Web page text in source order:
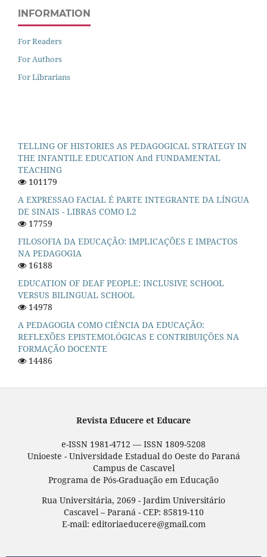
INFORMATION
For Readers
For Authors
For Librarians
TELLING OF HISTORIES AS PEDAGOGICAL STRATEGY IN
THE INFANTILE EDUCATION And FUNDAMENTAL
TEACHING
101179
A EXPRESSAO FACIAL É PARTE INTEGRANTE DA LÍNGUA
DE SINAIS - LIBRAS COMO L2
17759
FILOSOFIA DA EDUCAÇÃO: IMPLICAÇÕES E IMPACTOS
NA PEDAGOGIA
16188
EDUCATION OF DEAF PEOPLE: INCLUSIVE SCHOOL
VERSUS BILINGUAL SCHOOL
14978
A PEDAGOGIA COMO CIÊNCIA DA EDUCAÇÃO:
REFLEXÕES EPISTEMOLÓGICAS E CONTRIBUIÇÕES NA
FORMAÇÃO DOCENTE
14486
Revista Educere et Educare
e-ISSN 1981-4712 — ISSN 1809-5208
Unioeste - Universidade Estadual do Oeste do Paraná
Campus de Cascavel
Programa de Pós-Graduação em Educação
Rua Universitária, 2069 - Jardim Universitário
Cascavel – Paraná - CEP: 85819-110
E-mail: editoriaeducere@gmail.com